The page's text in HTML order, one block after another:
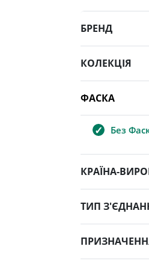
БРЕНД
КОЛЕКЦІЯ
ФАСКА
Без
КРАЇНА-
ТИП